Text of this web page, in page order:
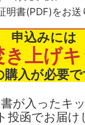
明書(PDF)をお送
申込みには
き上げキ
購入が必要
が入ったキ
投函でお届け